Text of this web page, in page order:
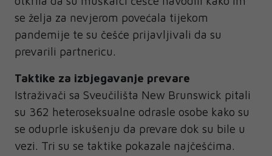
se želja za nevjerom povećala tijekom
pandemije te su češće prijavljivali da su
prevarili partnericu.
Taktike za izbjegavanje prevare
Istraživači sa Sveučilišta New Brunswick pitali
su 362 heteroseksualne odrasle osobe kako su
se oduprle iskušenju da prevare dok su bile u
vezi. Tri su se taktike pokazale najčešćima.